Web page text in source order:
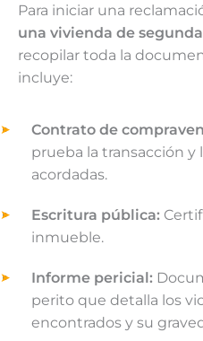
Para iniciar una
una vivienda de
recopilar toda la
incluye:
Contrato de
prueba la transacción y
acordadas.
Escritura pública:
inmueble.
Informe pericial:
perito que detalla los
encontrados y su